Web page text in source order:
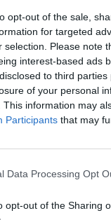
opt-out of the sale,
for targeted
selection. Please note
interest-based ads
to third
of your personal
This information may
Participants that may
Data Processing Opt
opt-out of the Sharing
продукти.
и
се
нови и
свързана с
строителство.
иска до